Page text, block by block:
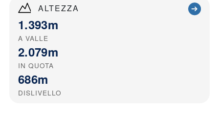
ALTEZZA
1.393m
A VALLE
2.079m
IN QUOTA
686m
DISLIVELLO